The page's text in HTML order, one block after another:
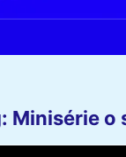
Minisérie